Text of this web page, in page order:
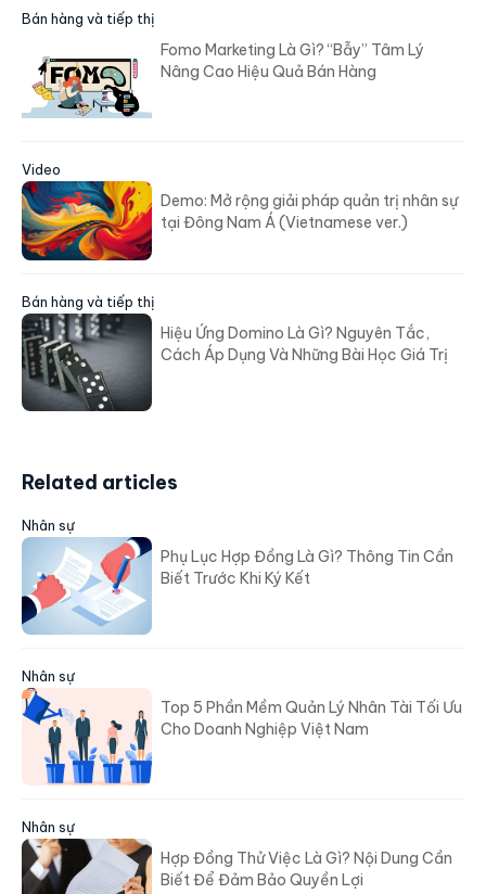
Bán hàng và tiếp thị
Fomo Marketing Là Gì? “Bẫy” Tâm Lý
Nâng Cao Hiệu Quả Bán Hàng
Video
Demo: Mở rộng giải pháp quản trị nhân sự
tại Đông Nam Á (Vietnamese ver.)
Bán hàng và tiếp thị
Hiệu Ứng Domino Là Gì? Nguyên Tắc,
Cách Áp Dụng Và Những Bài Học Giá Trị
Related articles
Nhân sự
Phụ Lục Hợp Đồng Là Gì? Thông Tin Cần
Biết Trước Khi Ký Kết
Nhân sự
Top 5 Phần Mềm Quản Lý Nhân Tài Tối Ưu
Cho Doanh Nghiệp Việt Nam
Nhân sự
Hợp Đồng Thử Việc Là Gì? Nội Dung Cần
Biết Để Đảm Bảo Quyền Lợi